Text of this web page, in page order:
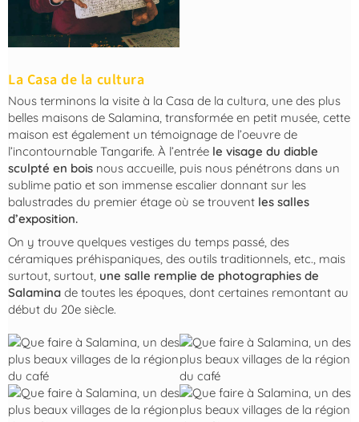
La Casa de la cultura
Nous terminons la visite à la Casa de la cultura, une des plus
belles maisons de Salamina, transformée en petit musée, cette
maison est également un témoignage de l’oeuvre de
l’incontournable Tangarife. À l’entrée le visage du diable
sculpté en bois nous accueille, puis nous pénétrons dans un
sublime patio et son immense escalier donnant sur les
balustrades du premier étage où se trouvent les salles
d’exposition.
On y trouve quelques vestiges du temps passé, des
céramiques préhispaniques, des outils traditionnels, etc., mais
surtout, surtout, une salle remplie de photographies de
Salamina de toutes les époques, dont certaines remontant au
début du 20e siècle.